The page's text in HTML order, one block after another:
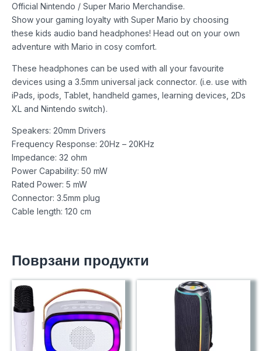
Official Nintendo / Super Mario Merchandise.
Show your gaming loyalty with Super Mario by choosing
these kids audio band headphones! Head out on your own
adventure with Mario in cosy comfort.
These headphones can be used with all your favourite
devices using a 3.5mm universal jack connector. (i.e. use with
iPads, ipods, Tablet, handheld games, learning devices, 2Ds
XL and Nintendo switch).
Speakers: 20mm Drivers
Frequency Response: 20Hz – 20KHz
Impedance: 32 ohm
Power Capability: 50 mW
Rated Power: 5 mW
Connector: 3.5mm plug
Cable length: 120 cm
Поврзани продукти